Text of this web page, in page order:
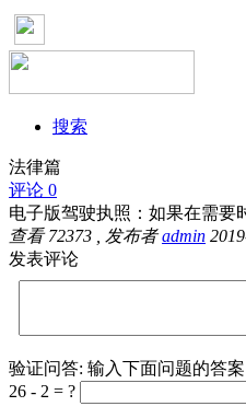
搜索
法律篇
评论 0
电子版驾驶执照：如果在需要
查看72373 , 发布者admin
发表评论
验证问答: 输入下面问题的答案
26 - 2 = ?